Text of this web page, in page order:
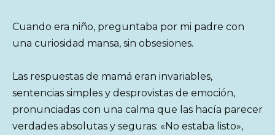
Cuando era niño, preguntaba por mi padre con
una curiosidad mansa, sin obsesiones.
Las respuestas de mamá eran invariables,
sentencias simples y desprovistas de emoción,
pronunciadas con una calma que las hacía parecer
verdades absolutas y seguras: «No estaba listo»,